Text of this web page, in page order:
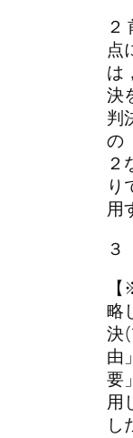
２
点
は
決
判
の
２
り
用
３
略
決
由
要
用
し